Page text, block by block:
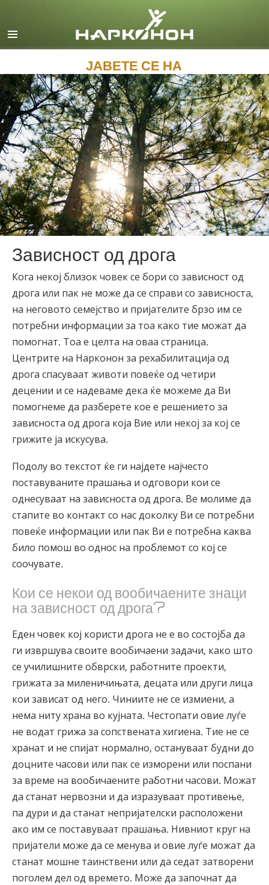
Dansk
Deutsch
Ελληνικά (Greek)
Español
Français
Hebrew
Magyar
Italiano
日本語 (Japanese)
Macedonian
Nederlands
Norsk
Portuguès
Svenska
繁體中文 (Chinese)
Nepali
Ukrainian
Turkish
Сите региони/јазици
ЈАВЕТЕ СЕ НА
Зависност од дрога
Кога некој близок човек се бори со зависност од
дрога или пак не може да се справи со зависноста,
на неговото семејство и пријателите брзо им се
потребни информации за тоа како тие можат да
помогнат. Тоа е целта на оваа страница.
Центрите на Нарконон за рехабилитација од
дрога спасуваат животи повеќе од четири
децении и се надеваме дека ќе можеме да Ви
помогнеме да разберете кое е решението за
зависноста од дрога која Вие или некој за кој се
грижите ја искусува.
Подолу во текстот ќе ги најдете најчесто
поставуваните прашања и одговори кои се
однесуваат на зависноста од дрога. Ве молиме да
стапите во контакт со нас доколку Ви се потребни
повеќе информации или пак Ви е потребна каква
било помош во однос на проблемот со кој се
соочувате.
Кои се некои од вообичаените знаци
на зависност од дрога?
Еден човек кој користи дрога не е во состојба да
ги извршува своите вообичаени задачи, како што
се училишните обврски, работните проекти,
грижата за миленичињата, децата или други лица
кои зависат од него. Чиниите не се измиени, а
нема ниту храна во кујната. Честопати овие луѓе
не водат грижа за сопствената хигиена. Тие не се
хранат и не спијат нормално, остануваат будни до
доцните часови или пак се изморени или поспани
за време на вообичаените работни часови. Можат
да станат нервозни и да изразуваат противење,
па дури и да станат непријателски расположени
ако им се поставуваат прашања. Нивниот круг на
пријатели може да се менува и овие луѓе можат да
станат мошне таинствени или да седат затворени
поголем дел од времето. Може да започнат да